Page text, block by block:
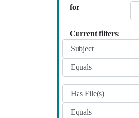
for
Current filters: